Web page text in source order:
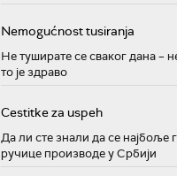
Nemogućnost tusiranja
Не туширате се сваког дана –
то је здраво
Cestitke za uspeh
Да ли сте знали да се најбоље
ручице производе у Србији